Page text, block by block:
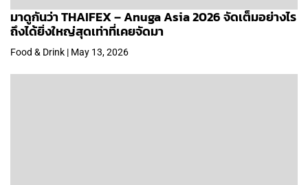
มาดูกันว่า THAIFEX – Anuga Asia 2026 จัดเต็มอย่างไร
ถึงได้ยิ่งใหญ่สุดเท่าที่เคยจัดมา
Food & Drink | May 13, 2026